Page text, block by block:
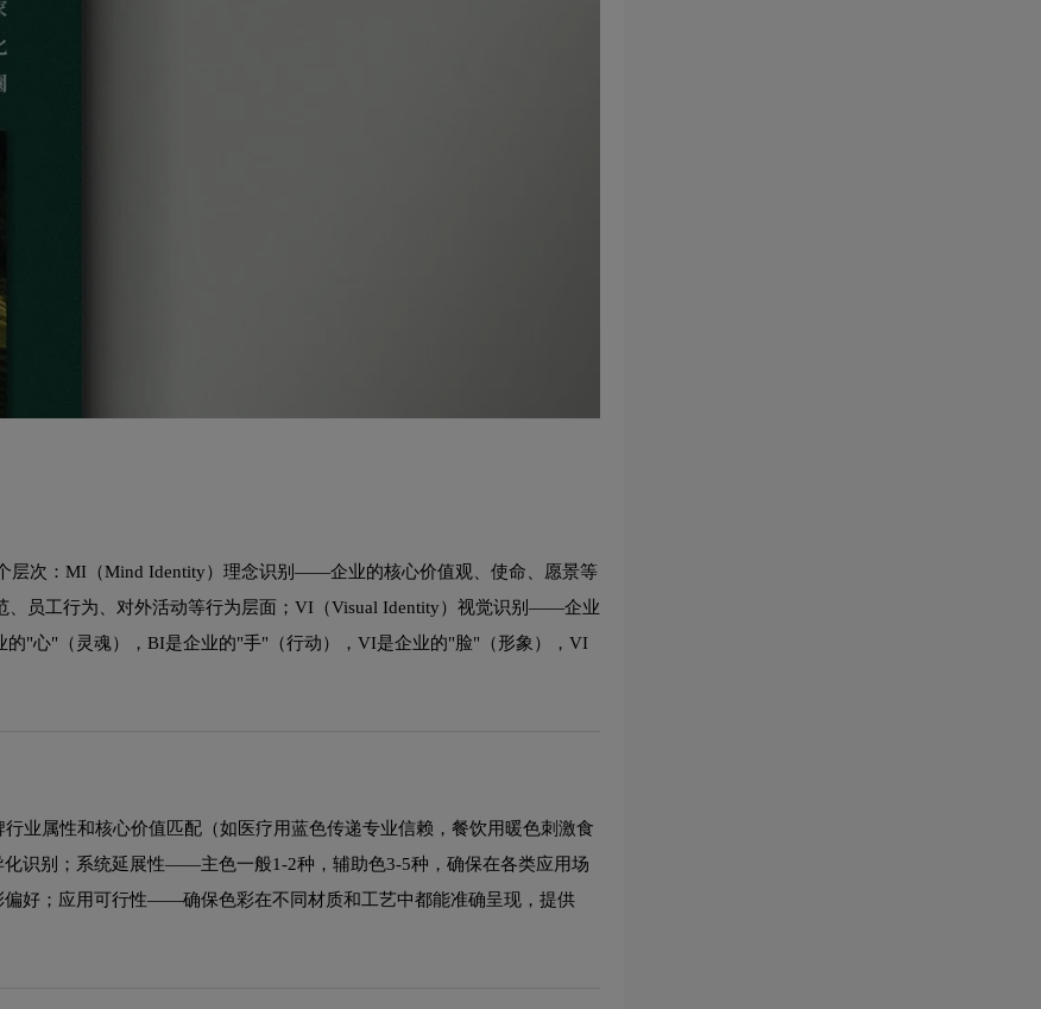
层次：MI（Mind Identity）理念识别——企业的核心价值观、使命、愿景等
员工行为、对外活动等行为层面；VI（Visual Identity）视觉识别——企业
"心"（灵魂），BI是企业的"手"（行动），VI是企业的"脸"（形象），VI
属性和核心价值匹配（如医疗用蓝色传递专业信赖，餐饮用暖色刺激食
识别；系统延展性——主色一般1-2种，辅助色3-5种，确保在各类应用场
好；应用可行性——确保色彩在不同材质和工艺中都能准确呈现，提供